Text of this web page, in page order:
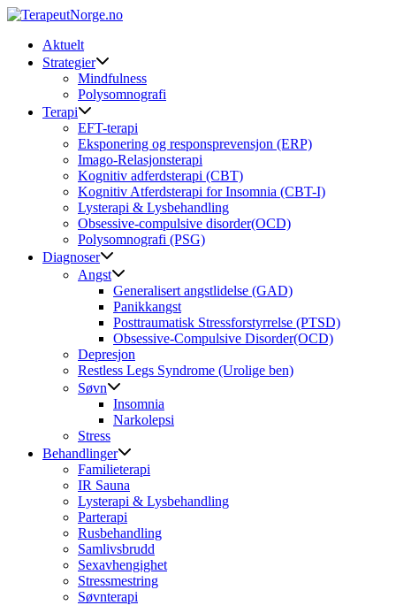
Skip
contentAktuelt
Strategier
Mindfulness
Polysomnografi
Terapi
EFT-terapi
Eksponering og responsprevensjon (ERP)
Imago-Relasjonsterapi
Kognitiv adferdsterapi (CBT)
Kognitiv Atferdsterapi for Insomnia (CBT-I)
Lysterapi & Lysbehandling
Obsessive-compulsive disorder(OCD)
Polysomnografi (PSG)
Diagnoser
Angst
Generalisert angstlidelse (GAD)
Panikkangst
Posttraumatisk Stressforstyrrelse (PTSD)
Obsessive-Compulsive Disorder(OCD)
Depresjon
Restless Legs Syndrome (Urolige ben)
Søvn
Insomnia
Narkolepsi
Stress
Behandlinger
Familieterapi
IR Sauna
Lysterapi & Lysbehandling
Parterapi
Rusbehandling
Samlivsbrudd
Sexavhengighet
Stressmestring
Søvnterapi